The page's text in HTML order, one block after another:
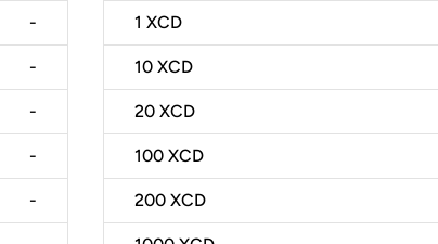
-
-
-
-
-
1 XCD
10 XCD
20 XCD
100 XCD
200 XCD